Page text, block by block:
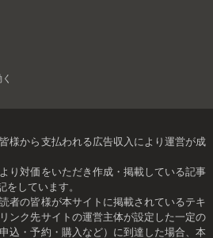
様から支払われる広告収入により運営が成
り対価をいただき作成・掲載している記事
をしています。
者の皆様が本サイトに掲載されているテキ
ンク先サイトの運営主体が設定した一定の
込・予約・購入など）に到達した場合、本